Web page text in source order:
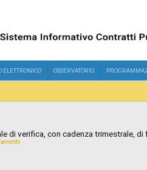
ELETTRONICO OSSERVATORIO
di verifica, con cadenza trimestrale, di